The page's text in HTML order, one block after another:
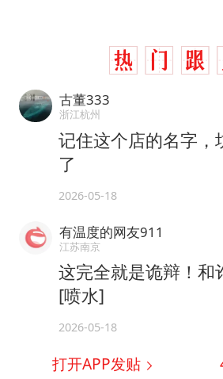
古董333
浙江杭州
记住这个店的名字，
了
2026-05-18
有温度的网友911
江苏南京
这完全就是诡辩！和
[喷水]
2026-05-18
打开APP发贴